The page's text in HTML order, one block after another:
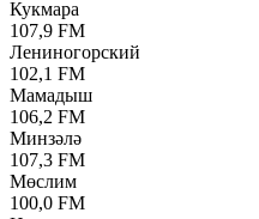
Кукмара
107,9 FM
Лениногорский
102,1 FM
Мамадыш
106,2 FM
Минзәлә
107,3 FM
Мөслим
100,0 FM